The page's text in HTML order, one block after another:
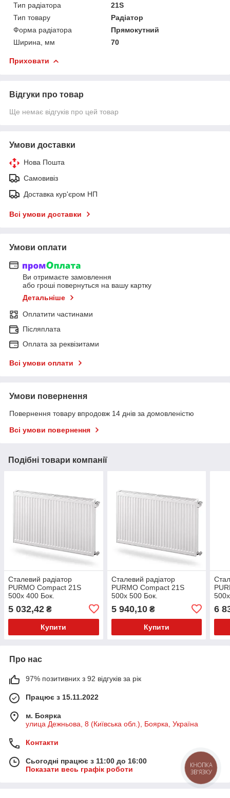
Тип радіатора
21S
Тип товару
Радіатор
Форма радіатора
Прямокутний
Ширина, мм
70
Приховати
Відгуки про товар
Ще немає відгуків про цей товар
Умови доставки
Нова Пошта
Самовивіз
Доставка кур'єром НП
Всі умови доставки
Умови оплати
Ви отримаєте замовлення
або гроші повернуться на вашу картку
Детальніше
Оплатити частинами
Післяплата
Оплата за реквізитами
Всі умови оплати
Умови повернення
Повернення товару впродовж 14 днів за домовленістю
Всі умови повернення
Подібні товари компанії
Сталевий радіатор
PURMO Compact 21S
500x 400 Бок.
5 032,42 ₴
Купити
Сталевий радіатор
PURMO Compact 21S
500x 500 Бок.
5 940,10₴
Купити
6
Про нас
97% позитивних з 92 відгуків за рік
Працює з 15.11.2022
м. Боярка
улица Дежньова, 8 (Київська обл.), Боярка, Україна
Контакти
Сьогодні працює з 11:00 до 16:00
Показати весь графік роботи
КНОПКА
ЗВ'ЯЗКУ